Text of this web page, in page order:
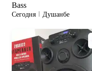
Bass
Сегодня Душанбе